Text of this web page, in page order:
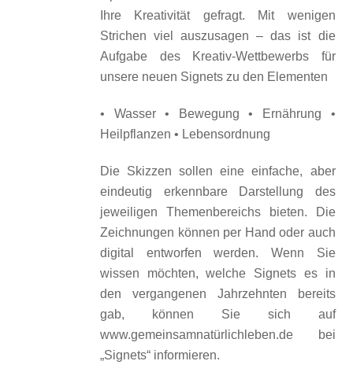
Ihre Kreativität gefragt. Mit wenigen
Strichen viel auszusagen – das ist die
Aufgabe des Kreativ-Wettbewerbs für
unsere neuen Signets zu den Elementen
• Wasser • Bewegung • Ernährung •
Heilpflanzen • Lebensordnung
Die Skizzen sollen eine einfache, aber
eindeutig erkennbare Darstellung des
jeweiligen Themenbereichs bieten. Die
Zeichnungen können per Hand oder auch
digital entworfen werden. Wenn Sie
wissen möchten, welche Signets es in
den vergangenen Jahrzehnten bereits
gab, können Sie sich auf
www.gemeinsamnatürlichleben.de bei
„Signets“ informieren.